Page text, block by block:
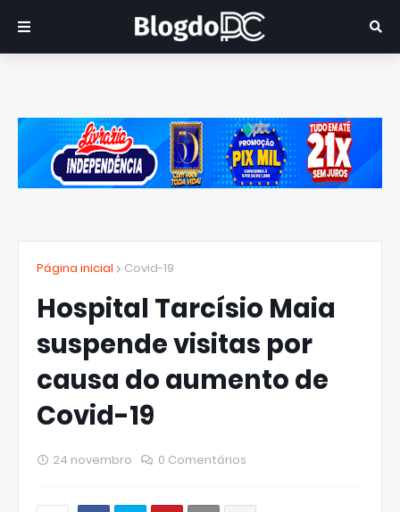
Página inicial Covid-19
Hospital Tarcísio Maia
suspende visitas por
causa do aumento de
Covid-19
24 novembro 0 Comentários